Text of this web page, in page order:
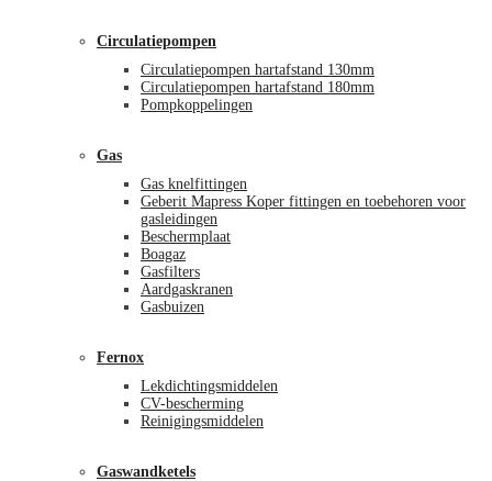
Circulatiepompen
Circulatiepompen hartafstand 130mm
Circulatiepompen hartafstand 180mm
Pompkoppelingen
Gas
Gas knelfittingen
Geberit Mapress Koper fittingen en toebehoren voor
gasleidingen
Beschermplaat
Boagaz
Gasfilters
Aardgaskranen
Gasbuizen
Fernox
Lekdichtingsmiddelen
CV-bescherming
Reinigingsmiddelen
Gaswandketels